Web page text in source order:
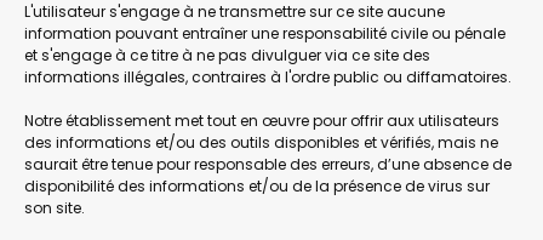
L'utilisateur s'engage à ne transmettre sur ce site aucune
information pouvant entraîner une responsabilité civile ou pénale
et s'engage à ce titre à ne pas divulguer via ce site des
informations illégales, contraires à l'ordre public ou diffamatoires.
Notre établissement met tout en œuvre pour offrir aux utilisateurs
des informations et/ou des outils disponibles et vérifiés, mais ne
saurait être tenue pour responsable des erreurs, d’une absence de
disponibilité des informations et/ou de la présence de virus sur
son site.